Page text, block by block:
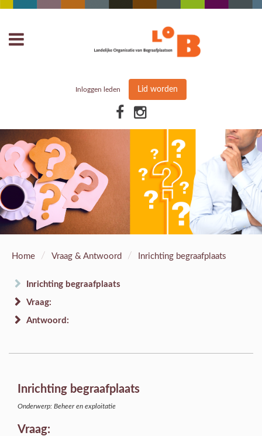
Inloggen leden Lid worden
Home / Vraag & Antwoord / Inrichting begraafplaats
Inrichting begraafplaats
Vraag:
Antwoord:
Inrichting begraafplaats
Onderwerp: Beheer en exploitatie
Vraag: